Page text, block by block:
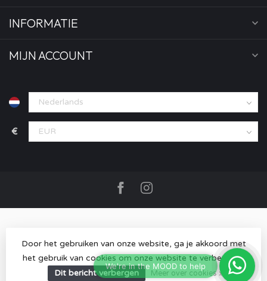
INFORMATIE
MIJN ACCOUNT
€
© Copyright 2026 MOOD store- Powered byLightspeed-
Lightspeed designby Dyvelopment
Door het gebruiken van onze website, ga je akkoord met
het gebruik van cookies om onze website te verbeteren.
Dit bericht verbergen
Meer over cookies »